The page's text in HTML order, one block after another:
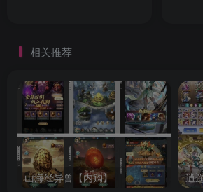
相关推荐
山海经异兽【内购】 逍